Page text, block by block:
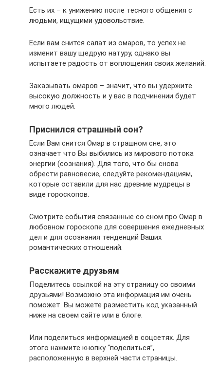
Есть их – к унижению после тесного общения с
людьми, ищущими удовольствие.
Если вам снится салат из омаров, то успех не
изменит вашу щедрую натуру, однако вы
испытаете радость от воплощения своих желаний.
Заказывать омаров – значит, что вы удержите
высокую должность и у вас в подчинении будет
много людей.
Приснился страшный сон?
Если Вам снится Омар в страшном сне, это
означает что Вы выбились из мирового потока
энергии (сознания). Для того, что бы снова
обрести равновесие, следуйте рекомендациям,
которые оставили для нас древние мудрецы в
виде гороскопов.
Смотрите события связанные со сном про Омар в
любовном гороскопе для совершения ежедневных
дел и для осознания тенденций Ваших
романтических отношений.
Расскажите друзьям
Поделитесь ссылкой на эту страницу со своими
друзьями! Возможно эта информация им очень
поможет. Вы можете разместить код указанный
ниже на своем сайте или в блоге.
Или поделиться информацией в соцсетях. Для
этого нажмите кнопку “поделиться”,
расположенную в верхней части страницы.